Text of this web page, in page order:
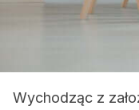
Wychodząc z